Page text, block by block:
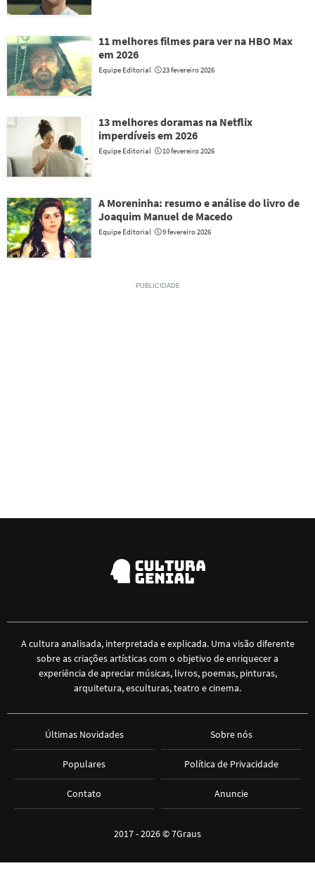
11 melhores filmes para ver na HBO Max
em 2026
Equipe Editorial 23 fevereiro 2026
13 melhores doramas na Netflix
imperdíveis em 2026
Equipe Editorial 10 fevereiro 2026
A Moreninha: resumo e análise do livro de
Joaquim Manuel de Macedo
Equipe Editorial 9 fevereiro 2026
A cultura analisada, interpretada e explicada. Uma visão diferente
sobre as criações artísticas com o objetivo de enriquecer a
experiência de apreciar músicas, livros, poemas, pinturas,
arquitetura, esculturas, teatro e cinema.
Últimas Novidades
Populares
Contato
Sobre nós
Política de Privacidade
Anuncie
2017 - 2026 ©7Graus